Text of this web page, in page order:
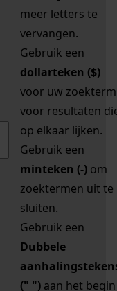
meer letters te
vervangen.
Gebruik een
dollarteken ($)
voor uw zoekterm
voor resultaten
op elkaar lijken.
Gebruik een
minteken (-) om
zoektermen uit te
sluiten.
Gebruik een
Dubbele
(" ") aan het begin